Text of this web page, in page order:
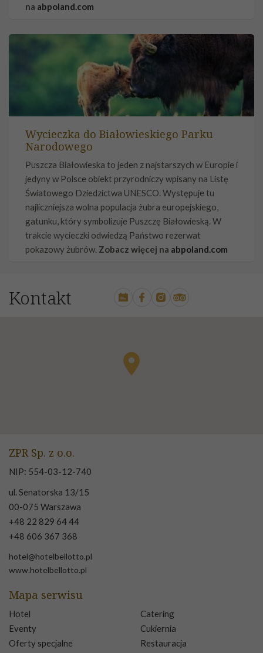
na abpoland.com
Wycieczka do Białowieskiego Parku
Narodowego
Puszcza Białowieska to jeden z najstarszych w Europie i
jedyny w Polsce obiekt przyrodniczy wpisany na Listę
Światowego Dziedzictwa UNESCO. Występuje tu
najliczniejsza wolna populacja żubra europejskiego,
gatunku, który symbolizuje Puszczę Białowieską. W
trakcie wycieczki odwiedzą Państwo rezerwat
pokazowy żubrów. Zobacz więcej na abpoland.com
Kontakt
ZPR Sp. z o.o.
NIP: 554-03-12-740
ul. Senatorska 13/15
00-075 Warszawa
+48 22 829 64 44
+48 606 367 368
hotel@hotelbellotto.pl
www.hotelbellotto.pl
Mapa serwisu
Hotel
Eventy
Oferty specjalne
Catering
Cukiernia
Restauracja